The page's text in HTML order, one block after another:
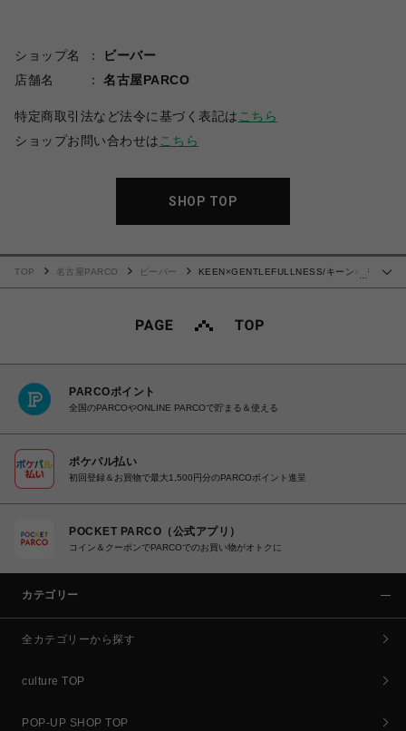
ショップ名
ビーバー
店舗名
名古屋PARCO
特定商取引法など法令に基づく表記は こちら
ショップお問い合わせは こちら
SHOP TOP
…
TOP 名古屋PARCO ビーバー
KEEN×GENTLEFULLNESS/キーン×ジ
PARCOポイント
全国のPARCOやONLINE PARCOで貯まる＆使える
ポケパル払い
初回登録＆お買物で最大1,500円分のPARCOポイント進呈
POCKET PARCO（公式アプリ）
コイン＆クーポンでPARCOでのお買い物がオトクに
カテゴリー
全カテゴリーから探す
culture TOP
POP-UP SHOP TOP